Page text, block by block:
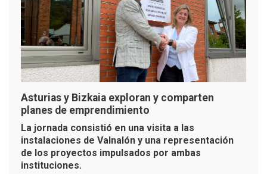
Asturias y Bizkaia exploran y comparten
planes de emprendimiento
La jornada consistió en una visita a las
instalaciones de Valnalón y una representación
de los proyectos impulsados por ambas
instituciones.